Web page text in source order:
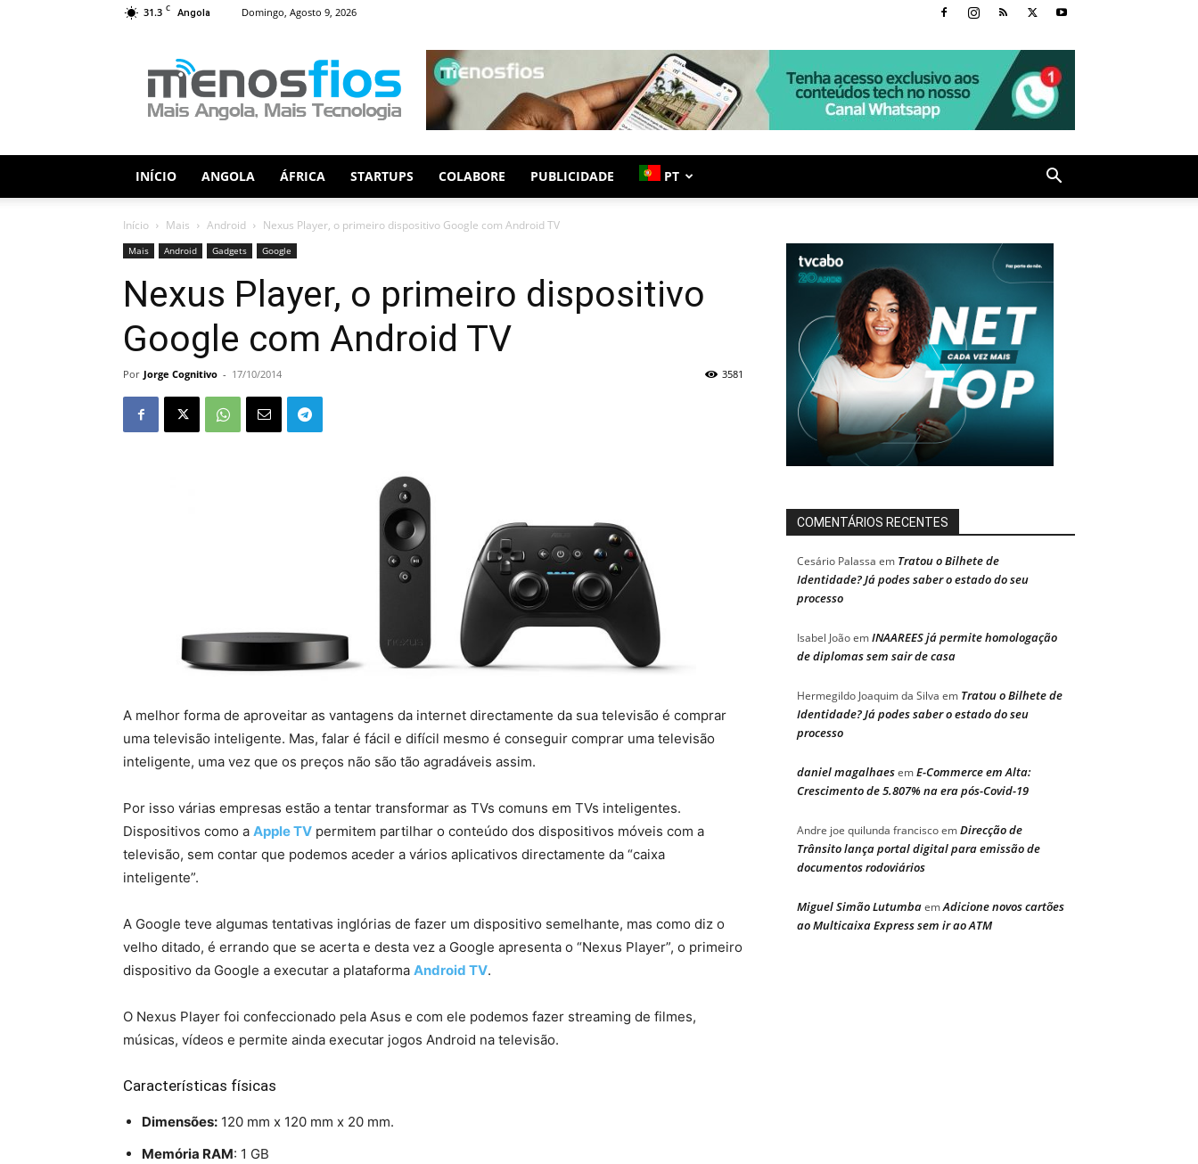
31.3 C Angola Domingo, Agosto 9, 2026
Fios
INÍCIO ANGOLA ÁFRICA STARTUPS COLABORE PUBLICIDADE PT
Início Mais Android Nexus Player, o primeiro dispositivo Google com Android TV
Mais Android Gadgets Google
Nexus Player, o primeiro dispositivo
Google com Android TV
Por Jorge Cognitivo - 17/10/2014 3581
A melhor forma de aproveitar as vantagens da internet directamente da sua televisão é comprar
uma televisão inteligente. Mas, falar é fácil e difícil mesmo é conseguir comprar uma televisão
inteligente, uma vez que os preços não são tão agradáveis assim.
Por isso várias empresas estão a tentar transformar as TVs comuns em TVs inteligentes.
Dispositivos como a Apple TV permitem partilhar o conteúdo dos dispositivos móveis com a
televisão, sem contar que podemos aceder a vários aplicativos directamente da “caixa
inteligente”.
A Google teve algumas tentativas inglórias de fazer um dispositivo semelhante, mas como diz o
velho ditado, é errando que se acerta e desta vez a Google apresenta o “Nexus Player”, o primeiro
dispositivo da Google a executar a plataforma Android TV.
O Nexus Player foi confeccionado pela Asus e com ele podemos fazer streaming de filmes,
músicas, vídeos e permite ainda executar jogos Android na televisão.
Características físicas
Dimensões: 120 mm x 120 mm x 20 mm.
Memória RAM: 1 GB
COMENTÁRIOS RECENTES
Cesário Palassa em Tratou o Bilhete de
Identidade? Já podes saber o estado do seu
processo
Isabel JoãoemINAAREES já permite homologação
de diplomas sem sair de casa
Hermegildo Joaquim da Silva em Tratou o Bilhete de
Identidade? Já podes saber o estado do seu
processo
daniel magalhaesemE-Commerce em Alta:
Crescimento de 5.807% na era pós-Covid-19
Andre joe quilunda franciscoemDirecção de
Trânsito lança portal digital para emissão de
documentos rodoviários
Miguel Simão LutumbaemAdicione novos cartões
ao Multicaixa Express sem ir ao ATM